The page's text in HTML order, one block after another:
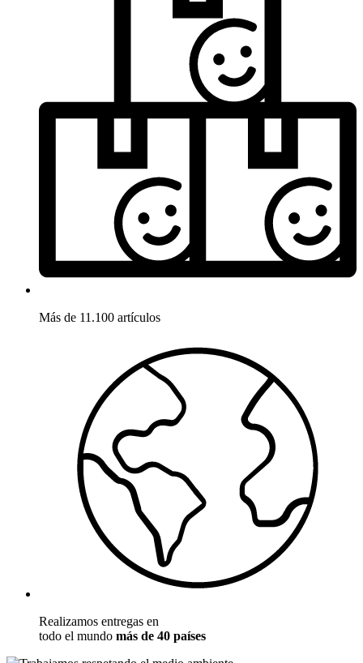
Más de 11.100 artículos
Realizamos entregas en
todo el mundo más de 40 países